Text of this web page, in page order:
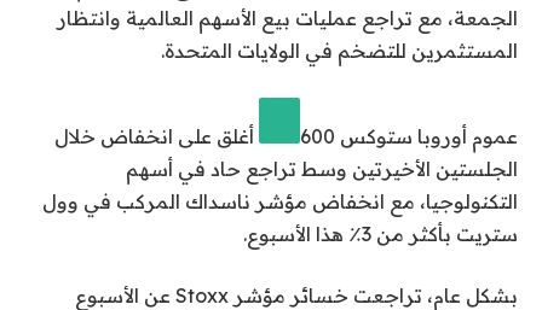
الجمعة، مع تراجع عمليات بيع الأسهم العالمية وانتظار
المستثمرين للتضخم في الولايات المتحدة.
عموم أوروبا ستوكس 600
أغلق على انخفاض خلال
الجلستين الأخيرتين وسط تراجع حاد في أسهم
التكنولوجيا، مع انخفاض مؤشر ناسداك المركب في وول
ستريت بأكثر من 3٪ هذا الأسبوع.
بشكل عام، تراجعت خسائر مؤشر Stoxx عن الأسبوع